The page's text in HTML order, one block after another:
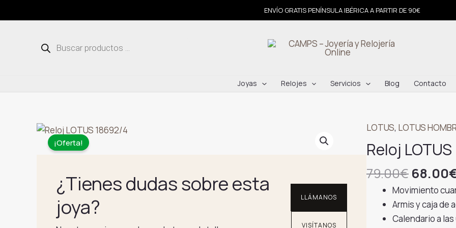
al
ENVÍO GRATIS PENÍNSULA IBÉRICA A PARTIR DE 90€
productos
Joyas Relojes Servicios Blog Contacto
¡Oferta!
LOTUS, LOTUS
Reloj
79.00€ El
precio
era:
68.00
Movimiento
Armis y caja de
Calendario a las
¿Tienes dudas sobre esta
joya?
LLÁMANOS
VISÍTANOS